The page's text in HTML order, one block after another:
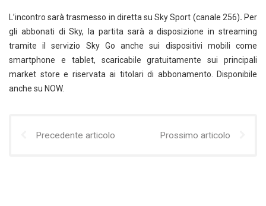
L’incontro sarà trasmesso in diretta su Sky Sport (canale 256). Per
gli abbonati di Sky, la partita sarà a disposizione in streaming
tramite il servizio Sky Go anche sui dispositivi mobili come
smartphone e tablet, scaricabile gratuitamente sui principali
market store e riservata ai titolari di abbonamento. Disponibile
anche su NOW.
Precedente articolo Prossimo articolo